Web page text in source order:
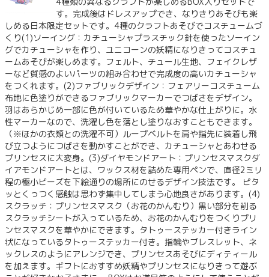
す。完成後はドレスアップでき、なりきりあそびも楽
しめる日本限定セットです。4種のクラフトあそびでコスチュームづ
くり(1)ソーイング：カチューシャプラスチック針を使ったソーイン
グでカチューシャを作り、ユニコーンの妖精になりきってコスチュ
ームあそびが楽しめます。フェルト、チュール生地、フェイクレザ
ーなど質感のよいパーツの組み合わせで完成度の高いカチューシャ
をつくれます。(2)ファブリックデザイン：フェアリーコスチューム
布地に色塗りができるファブリックマーカーでつばさをデザイン。
羽はあらかじめ一部に色が付いているため華やかな仕上がりに。水
性マーカーなので、洗濯し色を落とし塗りなおすこともできます。
（※ほかの衣類との洗濯不可）ループベルトを肩や指先に装着し飛
び立つようにつばさを動かすことができ、カチューシャとあわせる
プリンセスに大変身。(3)ダイヤモンドアート：プリンセスマスクダ
イアモンドアートとは、ワックス材を詰めた専用ペンで、直径2ミリ
程の極小ビーズを下絵通りの場所にのせるデザイン技法です。 ピタ
ッとくっつく感触は思わず集中してしまう心地良さがあります。(4)
スクラッチ：プリンセスマスク（お花のかんむり）黒い部分を削る
スクラッチシートが入っているため、お花のかんむりをつくりプリ
ンセスマスクを華やかにできます。タトゥーステッカー付きライン
状になっているタトゥーステッカー付き。指輪やブレスレット、ネ
ックレスのようにアレンジでき、プリンセスあそびにディティール
を加えます。ギフトにおすすめ妖精やプリンセスになりきって遊ぶ